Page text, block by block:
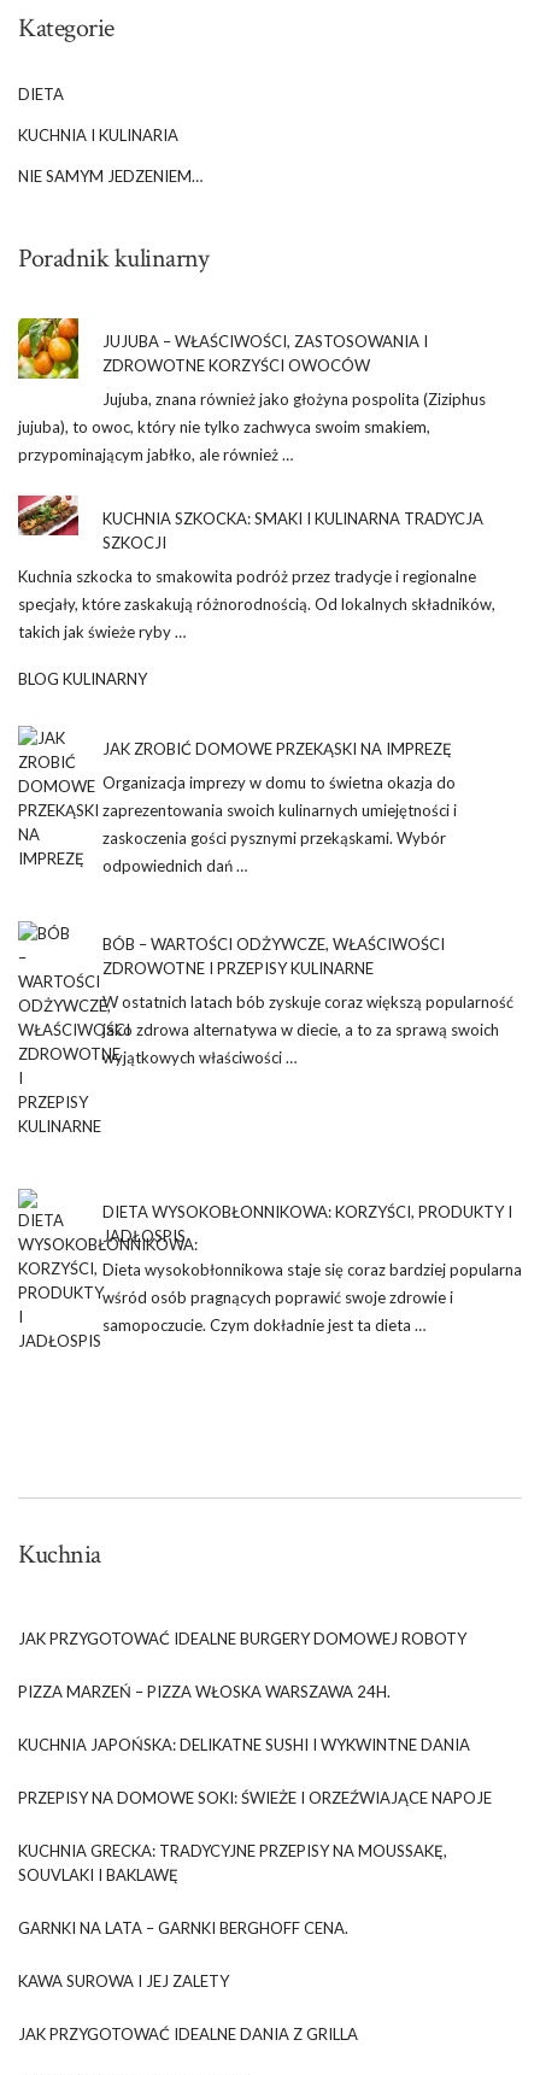
Kategorie
DIETA
KUCHNIA I KULINARIA
NIE SAMYM JEDZENIEM…
Poradnik kulinarny
JUJUBA – WŁAŚCIWOŚCI, ZASTOSOWANIA I
ZDROWOTNE KORZYŚCI OWOCÓW
Jujuba, znana również jako głożyna pospolita (Ziziphus
jujuba), to owoc, który nie tylko zachwyca swoim smakiem,
przypominającym jabłko, ale również …
KUCHNIA SZKOCKA: SMAKI I KULINARNA TRADYCJA
SZKOCJI
Kuchnia szkocka to smakowita podróż przez tradycje i regionalne
specjały, które zaskakują różnorodnością. Od lokalnych składników,
takich jak świeże ryby …
BLOG KULINARNY
JAK ZROBIĆ DOMOWE PRZEKĄSKI NA IMPREZĘ
Organizacja imprezy w domu to świetna okazja do
zaprezentowania swoich kulinarnych umiejętności i
zaskoczenia gości pysznymi przekąskami. Wybór
odpowiednich dań …
BÓB – WARTOŚCI ODŻYWCZE, WŁAŚCIWOŚCI
ZDROWOTNE I PRZEPISY KULINARNE
W ostatnich latach bób zyskuje coraz większą popularność
jako zdrowa alternatywa w diecie, a to za sprawą swoich
wyjątkowych właściwości …
DIETA WYSOKOBŁONNIKOWA: KORZYŚCI, PRODUKTY I
JADŁOSPIS
Dieta wysokobłonnikowa staje się coraz bardziej popularna
wśród osób pragnących poprawić swoje zdrowie i
samopoczucie. Czym dokładnie jest ta dieta …
Kuchnia
JAK PRZYGOTOWAĆ IDEALNE BURGERY DOMOWEJ ROBOTY
PIZZA MARZEŃ – PIZZA WŁOSKA WARSZAWA 24H.
KUCHNIA JAPOŃSKA: DELIKATNE SUSHI I WYKWINTNE DANIA
PRZEPISY NA DOMOWE SOKI: ŚWIEŻE I ORZEŹWIAJĄCE NAPOJE
KUCHNIA GRECKA: TRADYCYJNE PRZEPISY NA MOUSSAKĘ,
SOUVLAKI I BAKLAWĘ
GARNKI NA LATA – GARNKI BERGHOFF CENA.
KAWA SUROWA I JEJ ZALETY
JAK PRZYGOTOWAĆ IDEALNE DANIA Z GRILLA